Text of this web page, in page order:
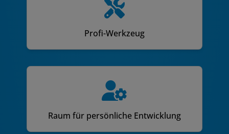
Profi-Werkzeug
Raum für persönliche Entwicklung